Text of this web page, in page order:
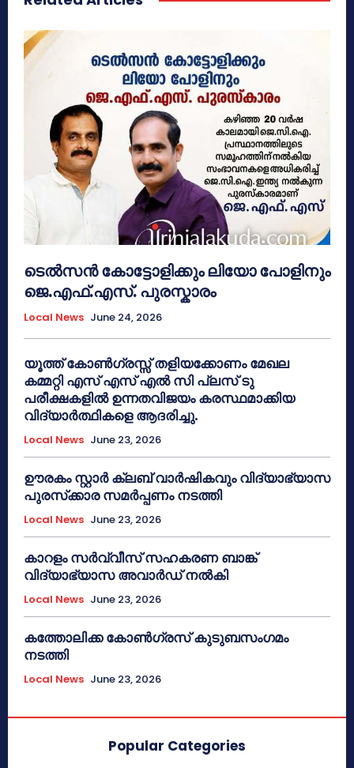
ടെൽസൻ കോട്ടോളിക്കും ലിയോ പോളിനും
ജെ.എഫ്.എസ്. പുരസ്കാരം
Local News June 24, 2026
യൂത്ത് കോൺഗ്രസ്സ് തളിയക്കോണം മേഖല
കമ്മറ്റി എസ് എസ് എൽ സി പ്ലസ് ടു
പരീക്ഷകളിൽ ഉന്നതവിജയം കരസ്ഥമാക്കിയ
വിദ്യാർത്ഥികളെ ആദരിച്ചു.
Local News June 23, 2026
ഊരകം സ്റ്റാർ ക്ലബ് വാർഷികവും വിദ്യാഭ്യാസ
പുരസ്‌ക്കാര സമർപ്പണം നടത്തി
Local News June 23, 2026
കാറളം സർവ്വീസ് സഹകരണ ബാങ്ക്
വിദ്യാഭ്യാസ അവാർഡ് നൽകി
Local News June 23, 2026
കത്തോലിക്ക കോൺഗ്രസ് കുടുബസംഗമം
നടത്തി
Local News June 23, 2026
Popular Categories